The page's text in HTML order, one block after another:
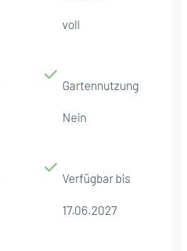
voll
Gartennutzung
Nein
Verfügbar bis
17.06.2027